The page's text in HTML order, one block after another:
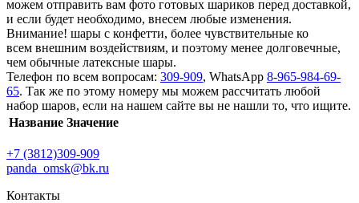
можем отправить вам фото готовых шариков перед доставкой,
и если будет необходимо, внесем любые изменения.
Внимание! шары с конфетти, более чувствительные ко
всем внешним воздействиям, и поэтому менее долговечные,
чем обычные латексные шары.
Телефон по всем вопросам: 309-909, WhatsApp 8-965-984-69-
65. Так же по этому номеру мы можем рассчитать любой
набор шаров, если на нашем сайте вы не нашли то, что ищите.
Название Значение
+7 (3812)309-909
panda_omsk@bk.ru
Контакты